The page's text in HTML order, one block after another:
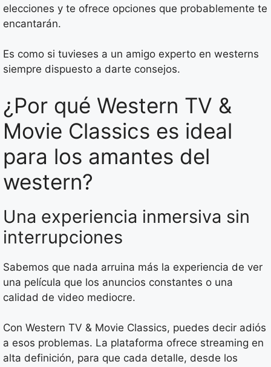
elecciones y te ofrece opciones que probablemente te
encantarán.
Es como si tuvieses a un amigo experto en westerns
siempre dispuesto a darte consejos.
¿Por qué Western TV &
Movie Classics es ideal
para los amantes del
western?
Una experiencia inmersiva sin
interrupciones
Sabemos que nada arruina más la experiencia de ver
una película que los anuncios constantes o una
calidad de video mediocre.
Con Western TV & Movie Classics, puedes decir adiós
a esos problemas. La plataforma ofrece streaming en
alta definición, para que cada detalle, desde los